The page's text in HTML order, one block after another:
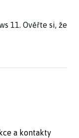
11. Ověřte si, že
a kontakty